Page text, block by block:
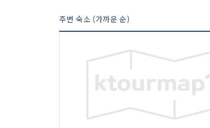
주변 숙소 (가까운 순)